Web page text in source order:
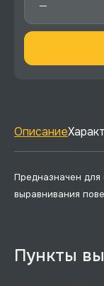
Описание
Предназначен для
выравнивания
Пункты